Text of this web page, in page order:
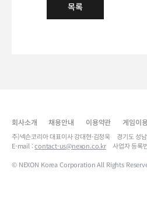
목록
회사소개 채용안내 이용약관 게임이
주)넥슨코리아 대표이사 강대현·김정욱 경기도
E-mail :contact-us@nexon.co.kr사업자 등록
© NEXON Korea Corporation All Rights